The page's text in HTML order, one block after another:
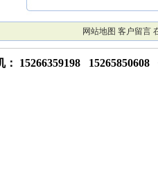
网站地图 客户留言
15265850608